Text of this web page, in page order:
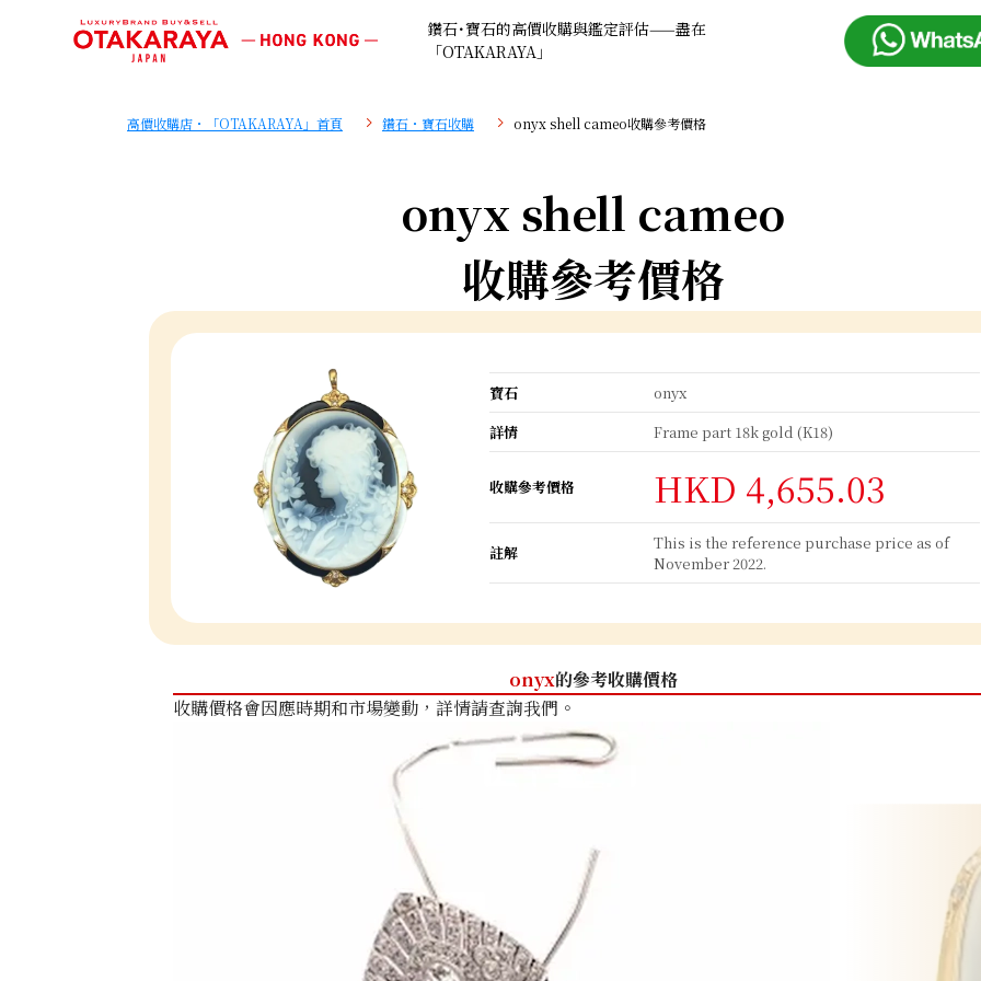
鑽石･寶石的高價收購與鑑定評估——盡在
「OTAKARAYA」
高價收購店・「OTAKARAYA」首頁 鑽石・寶石收購 onyx shell cameo收購參考價格
onyx shell cameo
收購參考價格
寶石
onyx
詳情
Frame part 18k gold (K18)
收購參考價格 HKD 4,655.03
註解
This is the reference purchase price as of
November 2022.
onyx的參考收購價格
收購價格會因應時期和市場變動，詳情請查詢我們。